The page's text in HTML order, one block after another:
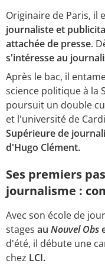
Originaire de Paris, il
journaliste et
attachée de presse.
s'intéresse au
Après le bac, il
science politique à la
poursuit un double
et l'université de
Supérieure de
d'Hugo Clément.
Ses premiers
journalisme :
Avec son école de
stages au Nouvel Obs
d'été, il débute une
chez LCI.